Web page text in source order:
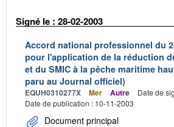
Signé le : 28-02-2003
Accord national professionnel du
pour l'application de la réduction
et du SMIC à la pêche maritime
paru au Journal officiel)
EQUH0310277X Mer Autre
Date de
Date de publication : 10-11-2003
Document principal